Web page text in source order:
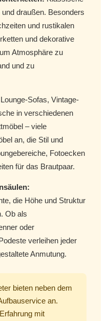
draußen. Besonders
und rustikalen
und dekorative
Atmosphäre zu
und zu
Lounge-Sofas, Vintage-
in verschiedenen
– viele
an, die Stil und
Fotoecken
für das Brautpaar.
die Höhe und Struktur
Ob als
oder
verleihen jeder
Anmutung.
bieten neben dem
an.
mit